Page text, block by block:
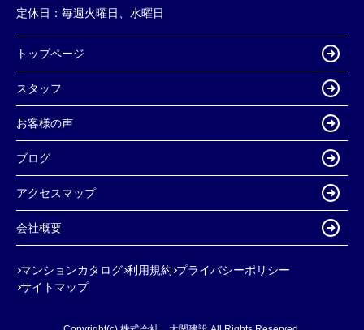
定休日： 毎週火曜日、水曜日
トップページ
スタッフ
お客様の声
ブログ
アクセスマップ
会社概要
マンションカタログ 利用規約 プライバシーポリシー
サイトマップ